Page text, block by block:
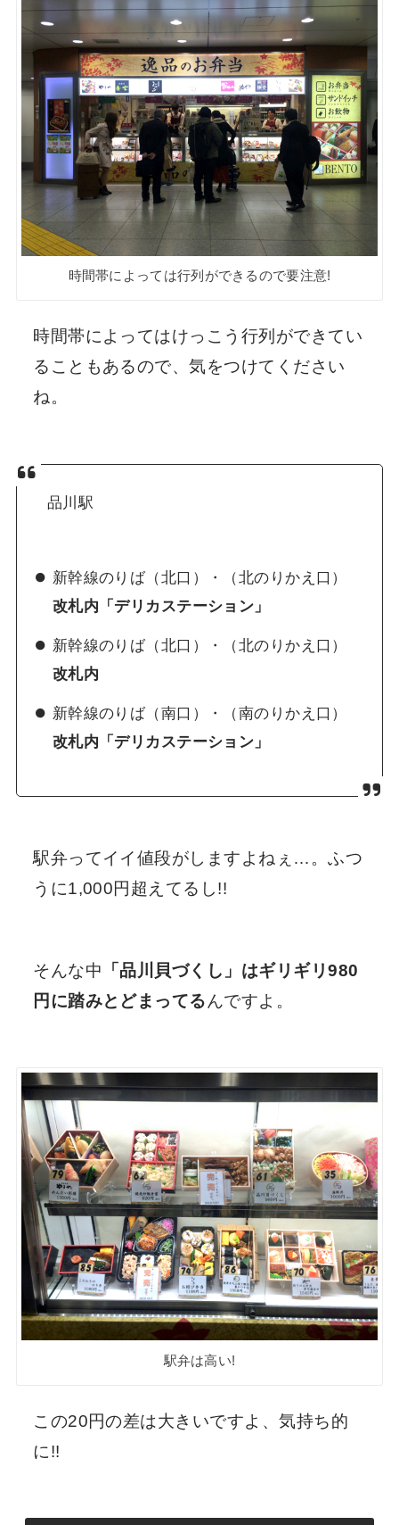
時間帯によっては行列ができるので要注意!
時間帯によってはけっこう行列ができてい
ることもあるので、気をつけてください
ね。
品川駅
新幹線のりば（北口）・（北のりかえ口）
改札内「デリカステーション」
新幹線のりば（北口）・（北のりかえ口）
改札内
新幹線のりば（南口）・（南のりかえ口）
改札内「デリカステーション」
駅弁ってイイ値段がしますよねぇ…。ふつ
うに1,000円超えてるし!!
そんな中 「品川貝づくし」はギリギリ980
円に踏みとどまってるんですよ。
駅弁は高い!
この20円の差は大きいですよ、気持ち的
に!!